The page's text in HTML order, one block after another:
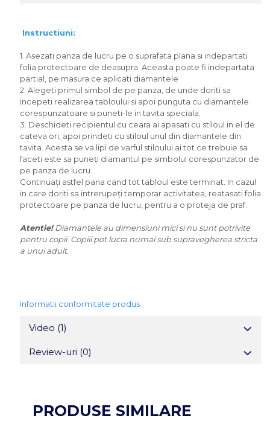
Instructiuni:
1. Asezati panza de lucru pe o suprafata plana si indepartati
folia protectoare de deasupra. Aceasta poate fi indepartata
partial, pe masura ce aplicati diamantele
2. Alegeti primul simbol de pe panza, de unde doriti sa
incepeti realizarea tabloului si apoi punguta cu diamantele
corespunzatoare si puneti-le in tavita speciala.
3. Deschideti recipientul cu ceara ai apasati cu stiloul in el de
cateva ori, apoi prindeti cu stiloul unul din diamantele din
tavita. Acesta se va lipi de varful stiloului ai tot ce trebuie sa
faceti este sa puneți diamantul pe simbolul corespunzator de
pe panza de lucru.
Continuați astfel pana cand tot tabloul este terminat. In cazul
in care doriti sa intrerupeți temporar activitatea, reatasati folia
protectoare pe panza de lucru, pentru a o proteja de praf.
Atentie!Diamantele au dimensiuni mici si nu sunt potrivite
pentru copii. Copiii pot lucra numai sub supravegherea stricta
a unui adult.
Informatii conformitate produs
Video (1)
Review-uri (0)
PRODUSE SIMILARE